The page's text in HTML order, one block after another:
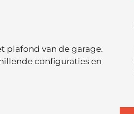
plafond van de garage.
configuraties en